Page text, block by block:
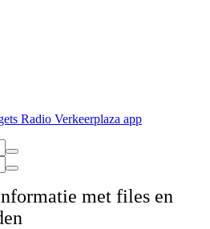
Radio Verkeerplaza app
met files en